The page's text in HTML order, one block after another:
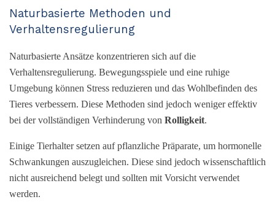
Naturbasierte Methoden und
Verhaltensregulierung
Naturbasierte Ansätze konzentrieren sich auf die
Verhaltensregulierung. Bewegungsspiele und eine ruhige
Umgebung können Stress reduzieren und das Wohlbefinden des
Tieres verbessern. Diese Methoden sind jedoch weniger effektiv
bei der vollständigen Verhinderung von Rolligkeit.
Einige Tierhalter setzen auf pflanzliche Präparate, um hormonelle
Schwankungen auszugleichen. Diese sind jedoch wissenschaftlich
nicht ausreichend belegt und sollten mit Vorsicht verwendet
werden.